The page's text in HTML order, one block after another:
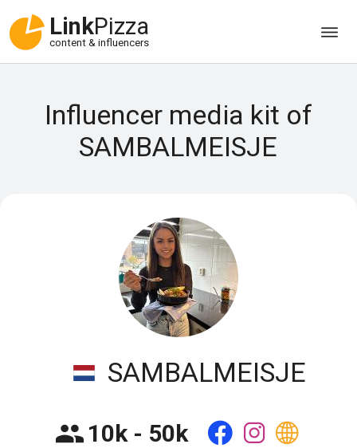
LinkPizza
content & influencers
Influencer media kit of
SAMBALMEISJE
SAMBALMEISJE
10k - 50k